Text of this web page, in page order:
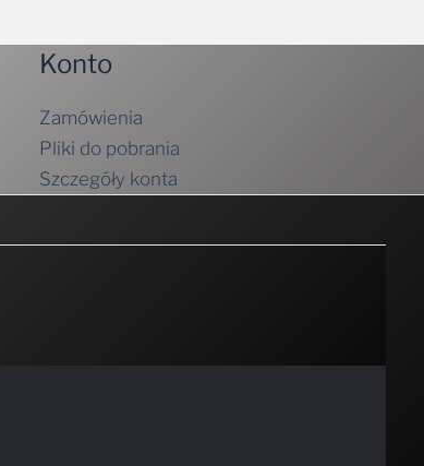
Konto
Zamówienia
Pliki do pobrania
Szczegóły konta